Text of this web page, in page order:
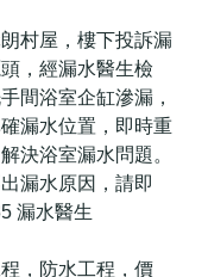
村屋，樓下投訴漏
，經漏水醫生檢
間浴室企缸滲漏，
漏水位置，即時重
決浴室漏水問題。
漏水原因，請即
漏水醫生
，防水工程，價